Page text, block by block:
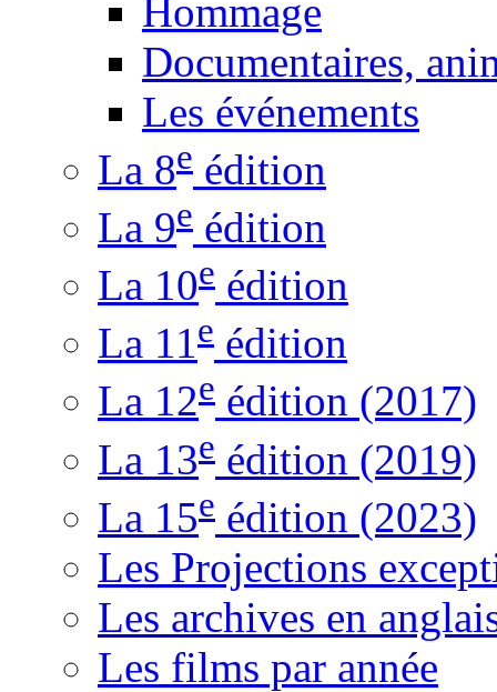
Hommage
Documentaires,
Les événements
La 8e édition
La 9e édition
La 10e édition
La 11e édition
La 12e édition (2017)
La 13e édition (2019)
La 15e édition (2023)
Les Projections
Les archives en
Les films par année